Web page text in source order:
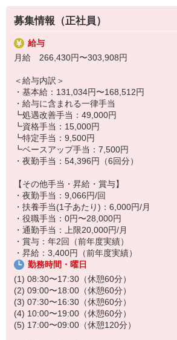
■ できることを支える介護
・何でも介助するのではなく、できる事や
利用者様の強みをサポート！
■ プライベートとの両立も可能
・完全週休2日制
・残業は月に2時間以内でほぼなし！
・育休復帰率100％
・急なお休みにも理解のある職場です♪
■ 自分らしいスタイルでOK♪
・髪色自由♪ネイルOK♪
・オシャレも楽しみながら働けます◎
＼入社後も相談しやすい環境です／
年2回の面談で、
「困っていること」「不安なこと」
「働き方の希望」などを確認しています。
1人ひとりの声を大切にしながら、
無理なく働ける環境づくりを行っています◎
慣れてきたら・・・
・歩行時の見守り
・お食事のサポート
などもお任せします◎
■ 平均介護度：2
└介護度1の利用者さまが中心です
募集情報（正社員）
給与
月給 266,430円〜303,908円
＜給与内訳＞
・基本給：131,034円〜168,512円
・給与に含まれる一律手当
┗処遇改善手当：49,000円
┗資格手当：15,000円
┗特定手当：9,500円
┗ベースアップ手当：7,500円
・夜勤手当：54,396円（6回分）
【その他手当・昇給・賞与】
・夜勤手当：9,066円/回
・扶養手当(1子あたり)：6,000円/月
・役職手当：0円〜28,000円
・通勤手当：上限20,000円/月
・賞与：年2回（前年度実績）
・昇給：3,400円（前年度実績）
勤務時間・曜日
(1) 08:30〜17:30（休憩60分）
(2) 09:00〜18:00（休憩60分）
(3) 07:30〜16:30（休憩60分）
(4) 10:00〜19:00（休憩60分）
(5) 17:00〜09:00（休憩120分）